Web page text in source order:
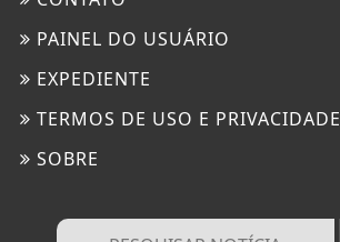
PAINEL DO USUÁRIO
EXPEDIENTE
TERMOS DE USO E PRIVACIDADE
SOBRE